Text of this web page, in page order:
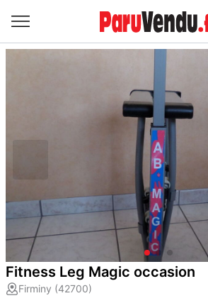
Fitness Leg Magic occasion
Firminy (42700)